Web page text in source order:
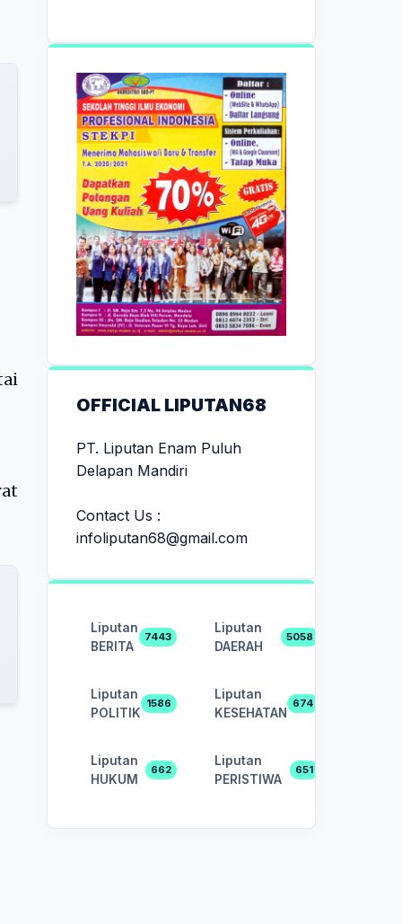
OFFICIAL LIPUTAN68
PT. Liputan Enam Puluh
Delapan Mandiri
Contact Us :
infoliputan68@gmail.com
Liputan
BERITA
7443
Liputan
DAERAH
5058
Liputan
POLITIK
1586
Liputan
KESEHATAN
674
Liputan
HUKUM
662
Liputan
PERISTIWA
651